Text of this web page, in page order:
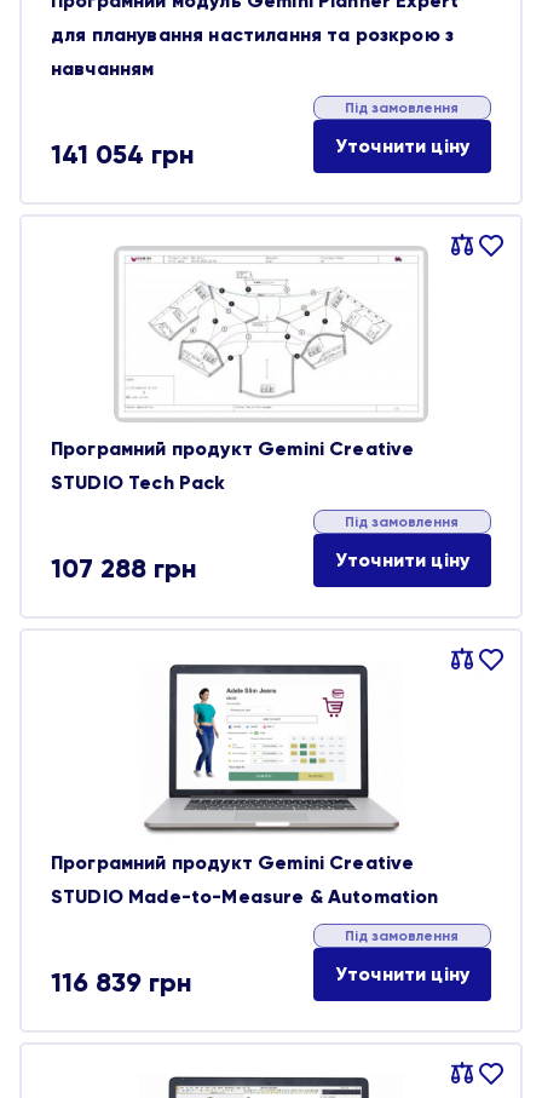
для планування настилання та розкрою з
навчанням
141 054 грн
Під замовлення
Уточнити ціну
Порівняти
В
Програмний продукт Gemini Creative
STUDIO Tech Pack
107 288 грн
Під замовлення
Уточнити ціну
Порівняти
В
Програмний продукт Gemini Creative
STUDIO Made-to-Measure & Automation
116 839 грн
Під замовлення
Уточнити ціну
Порівняти
В